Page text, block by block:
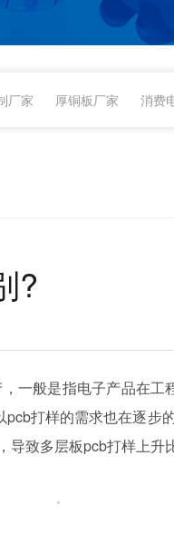
厂家 厚铜板厂家 消费
?
一般是指电子产品在
打样的需求也在逐步
致多层板pcb打样上升